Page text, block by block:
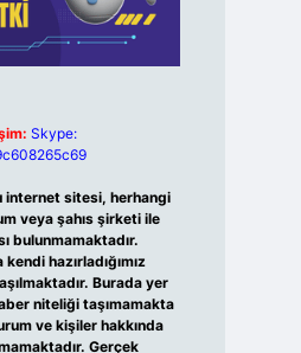
Skype:
internet sitesi, herhangi
veya şahıs şirketi ile
bulunmamaktadır.
hazırladığımız
Burada yer
niteliği taşımamakta
ve kişiler hakkında
Gerçek